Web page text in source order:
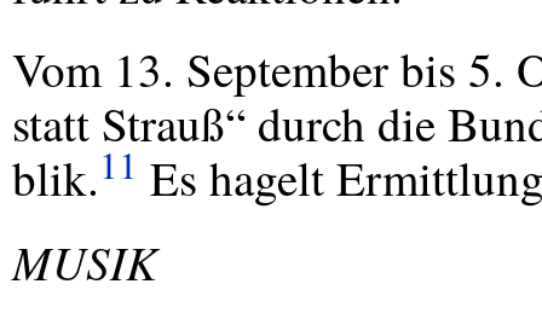
Vom 13. September bis 5.
statt Strauß“ durch die
blik.11 Es hagelt
MUSIK